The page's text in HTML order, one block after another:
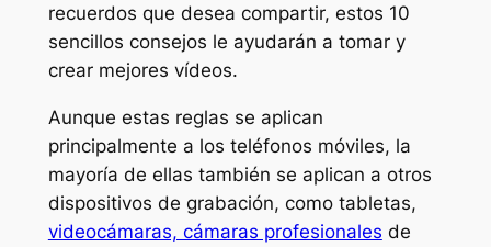
recuerdos que desea compartir, estos 10
sencillos consejos le ayudarán a tomar y
crear mejores vídeos.
Aunque estas reglas se aplican
principalmente a los teléfonos móviles, la
mayoría de ellas también se aplican a otros
dispositivos de grabación, como tabletas,
videocámaras, cámaras profesionales de